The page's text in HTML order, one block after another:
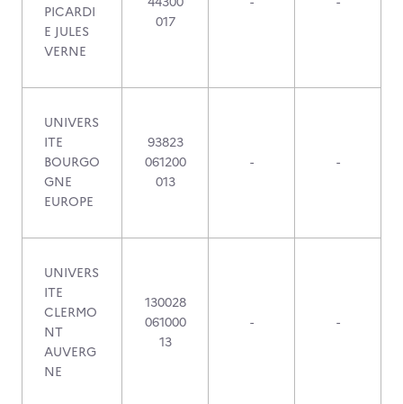
PICARDI
E JULES
VERNE
017
UNIVERS
ITE
BOURGO
GNE
EUROPE
93823
061200
013
- -
UNIVERS
ITE
CLERMO
NT
AUVERG
NE
130028
061000
13
- -